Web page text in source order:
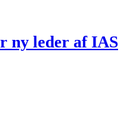
ny leder af IAS